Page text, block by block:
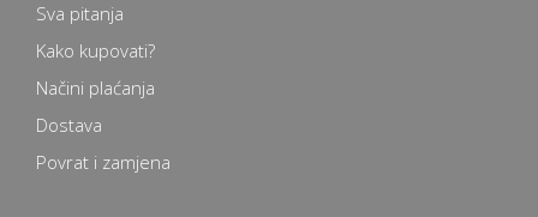
Sva pitanja
Kako kupovati?
Načini plaćanja
Dostava
Povrat i zamjena